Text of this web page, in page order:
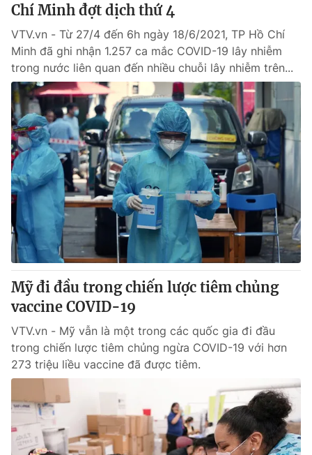
Photo Infographic
Video Shorts video
VTV Money VTV Thể thao
VTV Sức khoẻ Bất động sản
Thị trường 24h Tấm lòng Việt
VTV4 Vươn mình bằng AI
VTV9 VTV8
Liên hệ tòa soạn English
THỜI BÁO VTV
Theo dõi báo trên
Cơ quan chủ quản:Đài Truyền hình Việt Nam
Chí Minh đợt dịch thứ 4
VTV.vn - Từ 27/4 đến 6h ngày 18/6/2021, TP Hồ Chí
Minh đã ghi nhận 1.257 ca mắc COVID-19 lây nhiễm
trong nước liên quan đến nhiều chuỗi lây nhiễm trên...
Mỹ đi đầu trong chiến lược tiêm chủng
vaccine COVID-19
VTV.vn - Mỹ vẫn là một trong các quốc gia đi đầu
trong chiến lược tiêm chủng ngừa COVID-19 với hơn
273 triệu liều vaccine đã được tiêm.